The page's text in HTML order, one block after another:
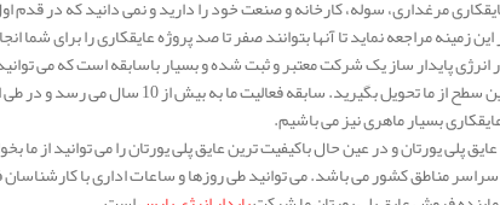
مرغداری، سوله، کارخانه و صنعت خود را دارید و نمی دانید که در
زمینه مراجعه نماید تا آنها بتوانند صفر تا صد پروژه عایقکاری را برای شما
پایدار ساز یک شرکت معتبر و ثبت شده و بسیار باسابقه است که می
در عالی ترین سطح از ما تحویل
بسیار ماهری نیز می باشیم.
عایق پلی یورتان و در عین حال باکیفیت ترین عایق پلی یورتان را می توانید
مناطق کشور می باشد. می توانید طی روزها و ساعات اداری با